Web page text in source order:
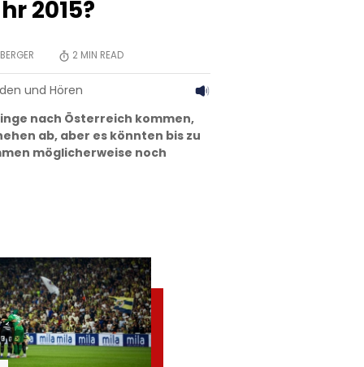
2015?
2 MIN READ
und Hören
nach Österreich kommen,
ab, aber es könnten bis zu
möglicherweise noch